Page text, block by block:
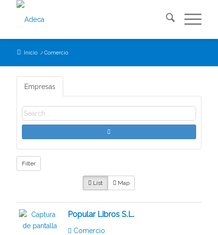
Inicio / Comercio
Empresas
Filter
List Map
Popular Libros S.L.
Comercio